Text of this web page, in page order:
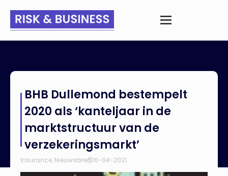
‘kanteljaar in de marktstructuur van de verzekeringsmarkt’
BHB Dullemond bestempelt
2020 als ‘kanteljaar in de
marktstructuur van de
verzekeringsmarkt’
Insurance, Nieuwsbrief06-04-2021